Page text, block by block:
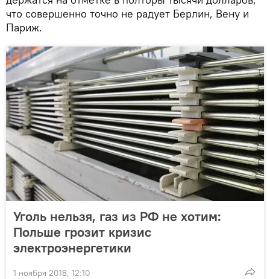
что совершенно точно не радует Берлин, Вену и
Париж.
Уголь нельзя, газ из РФ не хотим:
Польше грозит кризис
электроэнергетики
1 ноября 2018, 12:10